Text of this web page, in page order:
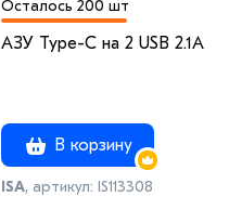
Осталось 200 шт
АЗУ Type-C на 2 USB 2.1A
В корзину
ISA, артикул: IS113308